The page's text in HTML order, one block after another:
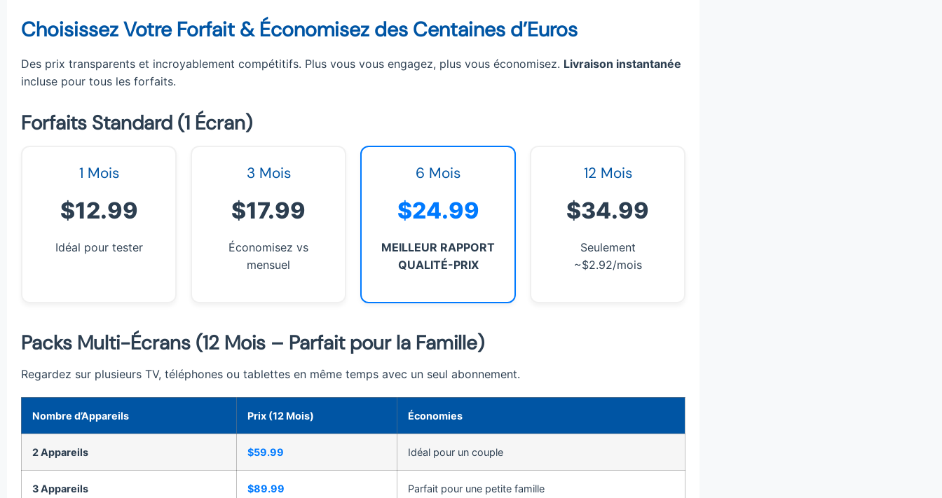
Choisissez Votre Forfait & Économisez des Centaines d’Euros
Des prix transparents et incroyablement compétitifs. Plus vous vous engagez, plus vous économisez. Livraison instantanée
incluse pour tous les forfaits.
Forfaits Standard (1 Écran)
1 Mois
$12.99
Idéal pour tester
3 Mois
$17.99
Économisez vs
mensuel
6 Mois
$24.99
MEILLEUR RAPPORT
QUALITÉ-PRIX
12 Mois
$34.99
Seulement
~$2.92/mois
Packs Multi-Écrans (12 Mois – Parfait pour la Famille)
Regardez sur plusieurs TV, téléphones ou tablettes en même temps avec un seul abonnement.
Nombre d’Appareils Prix (12 Mois) Économies
2 Appareils $59.99 Idéal pour un couple
3 Appareils $89.99 Parfait pour une petite famille